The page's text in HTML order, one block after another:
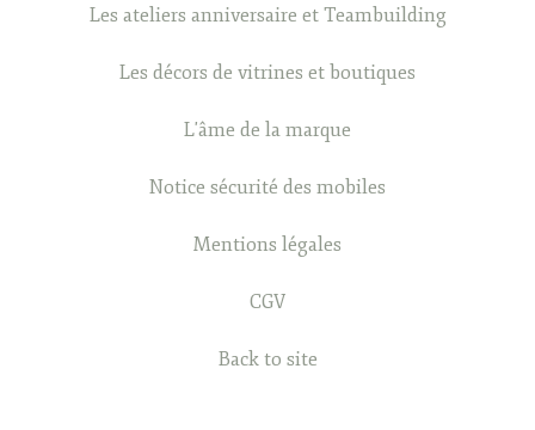
Les ateliers anniversaire et Teambuilding
Les décors de vitrines et boutiques
L'âme de la marque
Notice sécurité des mobiles
Mentions légales
CGV
Back to site